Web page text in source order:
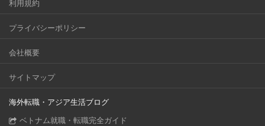
利用規約
プライバシーポリシー
会社概要
サイトマップ
海外転職・アジア生活ブログ
ベトナム就職・転職完全ガイド